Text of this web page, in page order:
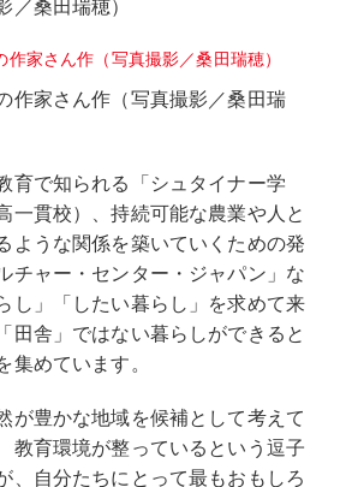
／桑田瑞穂）
作家さん作（写真撮影／桑田瑞
育で知られる「シュタイナー学
一貫校）、持続可能な農業や人と
ような関係を築いていくための発
チャー・センター・ジャパン」な
し」「したい暮らし」を求めて来
田舎」ではない暮らしができると
集めています。
が豊かな地域を候補として考えて
教育環境が整っているという逗子
、自分たちにとって最もおもしろ